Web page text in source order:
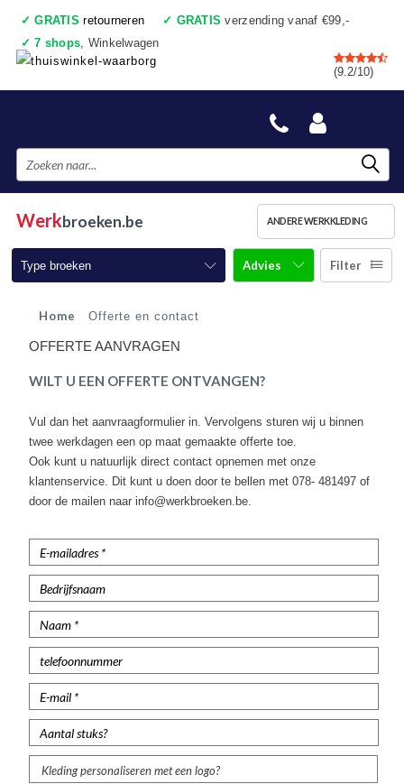
✓ GRATIS retourneren ✓ GRATIS verzending vanaf €99,-
✓ 7 shops, Winkelwagen
✓Voor 17:00 uur besteld, vandaag verzonden
✓Achteraf betalen ✓Ook een échte winkel
(9.2/10)
Werkbroeken.be ANDERE WERKKLEDING
Type broeken
Werkbroeken
Werkbroeken met kniestukken
Werkjeans
Korte Werkbroeken
Stretch Werkbroeken
Veiligheidsbroeken
Brandvertragende broeken
Dames Werkbroeken
Zaagbroeken
Regenbroeken
Onderbroeken
Filter
Advies
Home Offerte en contact
OFFERTE AANVRAGEN
WILT U EEN OFFERTE ONTVANGEN?
Vul dan het aanvraagformulier in. Vervolgens sturen wij u binnen
twee werkdagen een op maat gemaakte offerte toe.
Ook kunt u natuurlijk direct contact opnemen met onze
klantenservice. Dit kunt u doen door te bellen met 078- 481497 of
door de mailen naar info@werkbroeken.be.
Kleding personaliseren met een logo?